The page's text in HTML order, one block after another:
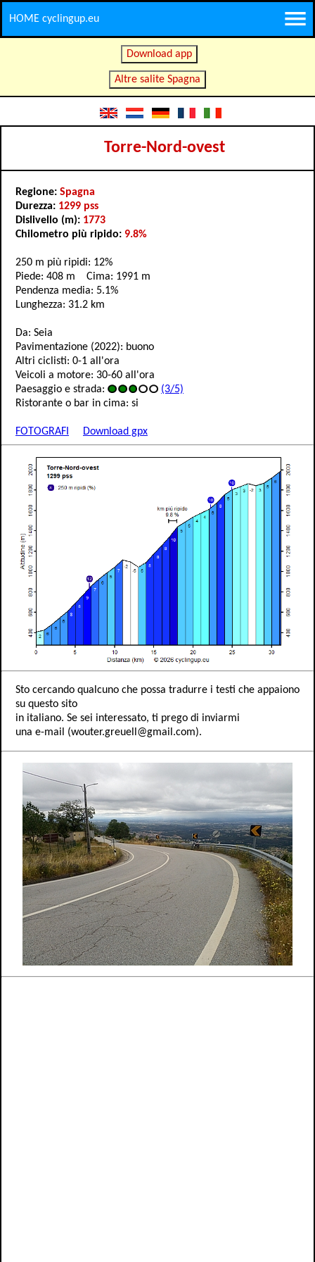
HOME cyclingup.eu
Download app
Altre salite Spagna
Torre-Nord-ovest
Regione: Spagna
Durezza: 1299 pss
Dislivello (m): 1773
Chilometro più ripido: 9.8%
250 m più ripidi: 12%
Piede: 408 m Cima: 1991 m
Pendenza media: 5.1%
Lunghezza: 31.2 km
Da: Seia
Pavimentazione (2022): buono
Altri ciclisti: 0-1 all'ora
Veicoli a motore: 30-60 all'ora
Paesaggio e strada:
(3/5)
Ristorante o bar in cima: si
FOTOGRAFI Download gpx
Sto cercando qualcuno che possa tradurre i testi che appaiono
su questo sito
in italiano. Se sei interessato, ti prego di inviarmi
una e-mail (wouter.greuell@gmail.com).